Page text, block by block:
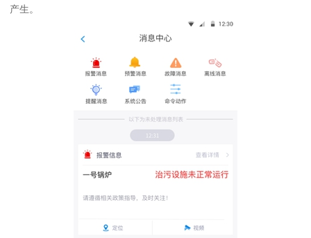
产生。